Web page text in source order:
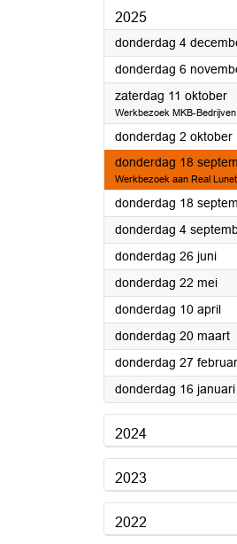
2025
donderdag 4
donderdag 6
zaterdag 11 oktober
Werkbezoek MKB-Bedrijven
donderdag 2 oktober
donderdag 18
Werkbezoek aan Real Lunet
donderdag 18
donderdag 4
donderdag 26 juni2025
donderdag 22 mei2025
donderdag 10 april
donderdag 20 maart
donderdag 27
donderdag 16 januari
2024
2023
2022